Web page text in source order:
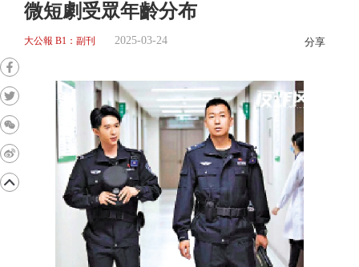
微短劇受眾年齡分布
大公報 B1：副刊 2025-03-24 分享